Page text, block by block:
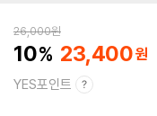
26,000원
10 23,400
YES포인트